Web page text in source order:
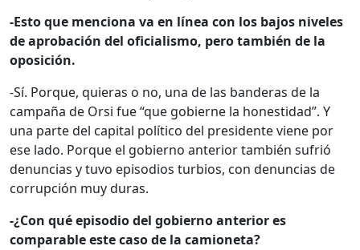
-Esto que menciona va en línea con los bajos niveles
de aprobación del oficialismo, pero también de la
oposición.
-Sí. Porque, quieras o no, una de las banderas de la
campaña de Orsi fue “que gobierne la honestidad”. Y
una parte del capital político del presidente viene por
ese lado. Porque el gobierno anterior también sufrió
denuncias y tuvo episodios turbios, con denuncias de
corrupción muy duras.
-¿Con qué episodio del gobierno anterior es
comparable este caso de la camioneta?